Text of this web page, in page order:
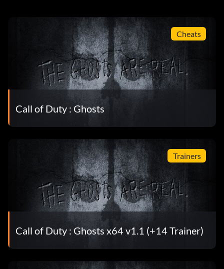
Cheats
Call of Duty : Ghosts
Trainers
Call of Duty : Ghosts x64 v1.1 (+14 Trainer)